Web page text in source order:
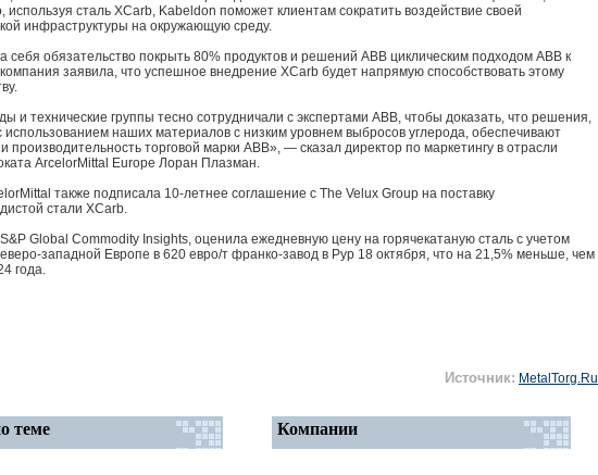
используя сталь XCarb, Kabeldon поможет клиентам сократить воздействие своей
инфраструктуры на окружающую среду.
себя обязательство покрыть 80% продуктов и решений ABB циклическим подходом ABB к
заявила, что успешное внедрение XCarb будет напрямую способствовать этому
и технические группы тесно сотрудничали с экспертами ABB, чтобы доказать, что решения,
использованием наших материалов с низким уровнем выбросов углерода, обеспечивают
производительность торговой марки ABB», — сказал директор по маркетингу в отрасли
ArcelorMittal Europe Лоран Плазман.
также подписала 10-летнее соглашение с The Velux Group на поставку
стали XCarb.
S&P Global Commodity Insights, оценила ежедневную цену на горячекатаную сталь с учетом
западной Европе в 620 евро/т франко-завод в Рур 18 октября, что на 21,5% меньше, чем
года.
Источник: MetalTorg.Ru
теме Компании